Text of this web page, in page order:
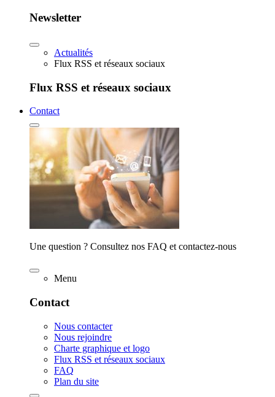
Newsletter
Actualités
Flux RSS et réseaux sociaux
Flux RSS et réseaux sociaux
Contact
Une question ? Consultez nos FAQ et contactez-nous
Menu
Contact
Nous contacter
Nous rejoindre
Charte graphique et logo
Flux RSS et réseaux sociaux
FAQ
Plan du site